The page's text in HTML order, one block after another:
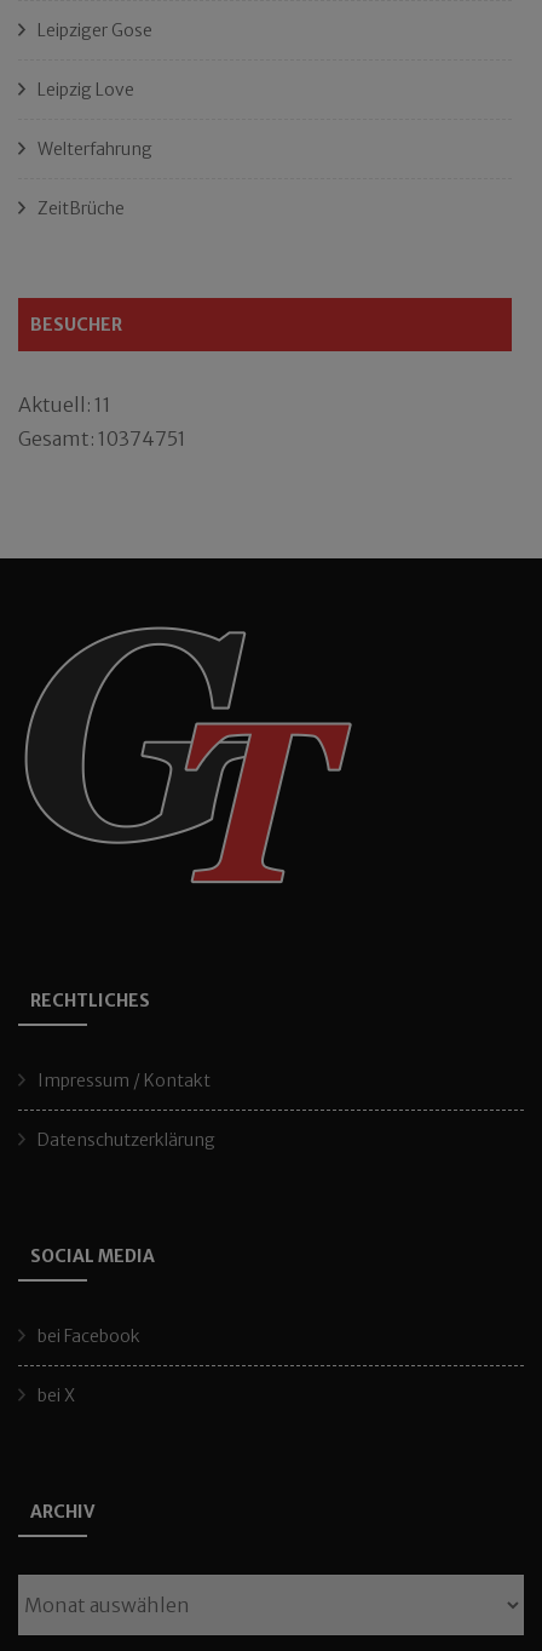
Leipziger Gose
Leipzig Love
Welterfahrung
ZeitBrüche
BESUCHER
Aktuell: 11
Gesamt: 10374751
RECHTLICHES
Impressum / Kontakt
Datenschutzerklärung
SOCIAL MEDIA
bei Facebook
bei X
ARCHIV